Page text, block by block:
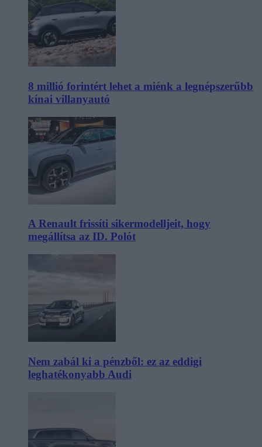
8 millió forintért lehet a miénk a legnépszerűbb
kínai villanyautó
A Renault frissíti sikermodelljeit, hogy
megállítsa az ID. Polót
Nem zabál ki a pénzből: ez az eddigi
leghatékonyabb Audi